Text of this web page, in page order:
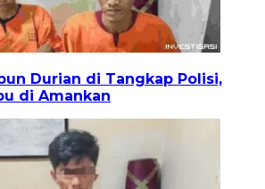
Durian di Tangkap Polisi,
di Amankan